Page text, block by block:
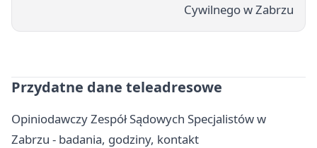
Cywilnego w Zabrzu
Przydatne dane teleadresowe
Opiniodawczy Zespół Sądowych Specjalistów w
Zabrzu - badania, godziny, kontakt